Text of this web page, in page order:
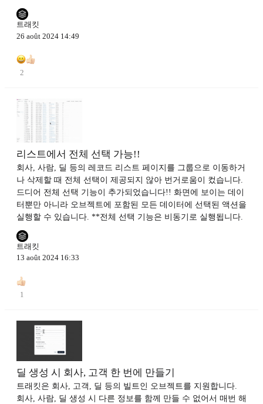
트래킷
26 août 2024 14:49
2
리스트에서 전체 선택 가능!!
회사, 사람, 딜 등의 레코드 리스트 페이지를 그룹으로 이동하거
나 삭제할 때 전체 선택이 제공되지 않아 번거로움이 컸습니다.
드디어 전체 선택 기능이 추가되었습니다!! 화면에 보이는 데이
터뿐만 아니라 오브젝트에 포함된 모든 데이터에 선택된 액션을
실행할 수 있습니다. **전체 선택 기능은 비동기로 실행됩니다.
트래킷
13 août 2024 16:33
1
딜 생성 시 회사, 고객 한 번에 만들기
트래킷은 회사, 고객, 딜 등의 빌트인 오브젝트를 지원합니다.
회사, 사람, 딜 생성 시 다른 정보를 함께 만들 수 없어서 매번 해